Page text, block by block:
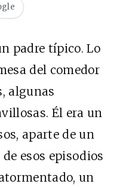
padre típico. Lo
del comedor
algunas
Él era un
aparte de un
esos episodios
un